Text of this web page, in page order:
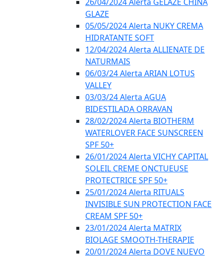
GLAZE
05/05/2024 Alerta NUKY CREMA
HIDRATANTE SOFT
12/04/2024 Alerta ALLIENATE DE
NATURMAIS
06/03/24 Alerta ARIAN LOTUS
VALLEY
03/03/24 Alerta AGUA
BIDESTILADA ORRAVAN
28/02/2024 Alerta BIOTHERM
WATERLOVER FACE SUNSCREEN
SPF 50+
26/01/2024 Alerta VICHY CAPITAL
SOLEIL CREME ONCTUEUSE
PROTECTRICE SPF 50+
25/01/2024 Alerta RITUALS
INVISIBLE SUN PROTECTION FACE
CREAM SPF 50+
23/01/2024 Alerta MATRIX
BIOLAGE SMOOTH-THERAPIE
20/01/2024 Alerta DOVE NUEVO